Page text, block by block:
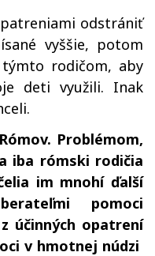
odstrániť
vyššie, potom
rodičom, aby
deti využili. Inak
Problémom,
iba rómski rodičia
im mnohí ďalší
pomoci
účinných opatrení
v hmotnej núdzi